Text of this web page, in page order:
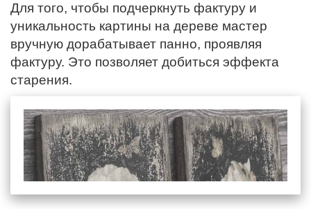
Для того, чтобы подчеркнуть фактуру и
уникальность картины на дереве мастер
вручную дорабатывает панно, проявляя
фактуру. Это позволяет добиться эффекта
старения.